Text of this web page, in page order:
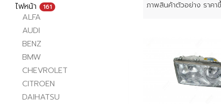
ไฟหน้า 161
ALFA
AUDI
BENZ
BMW
CHEVROLET
CITROEN
DAIHATSU